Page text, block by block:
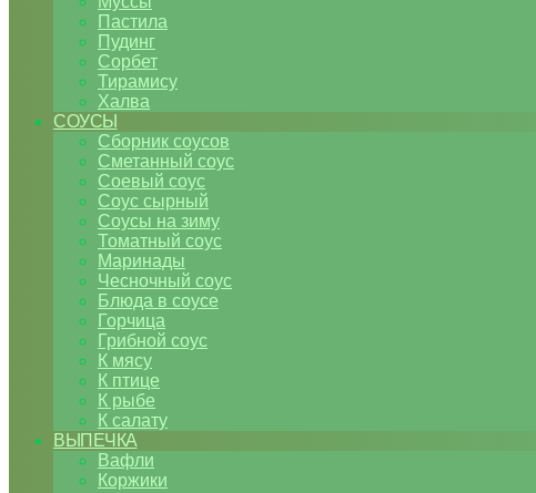
Пастила
Пудинг
Сорбет
Тирамису
Халва
СОУСЫ
Сборник соусов
Сметанный соус
Соевый соус
Соус сырный
Соусы на зиму
Томатный соус
Маринады
Чесночный соус
Блюда в соусе
Горчица
Грибной соус
К мясу
К птице
К рыбе
К салату
ВЫПЕЧКА
Вафли
Коржики